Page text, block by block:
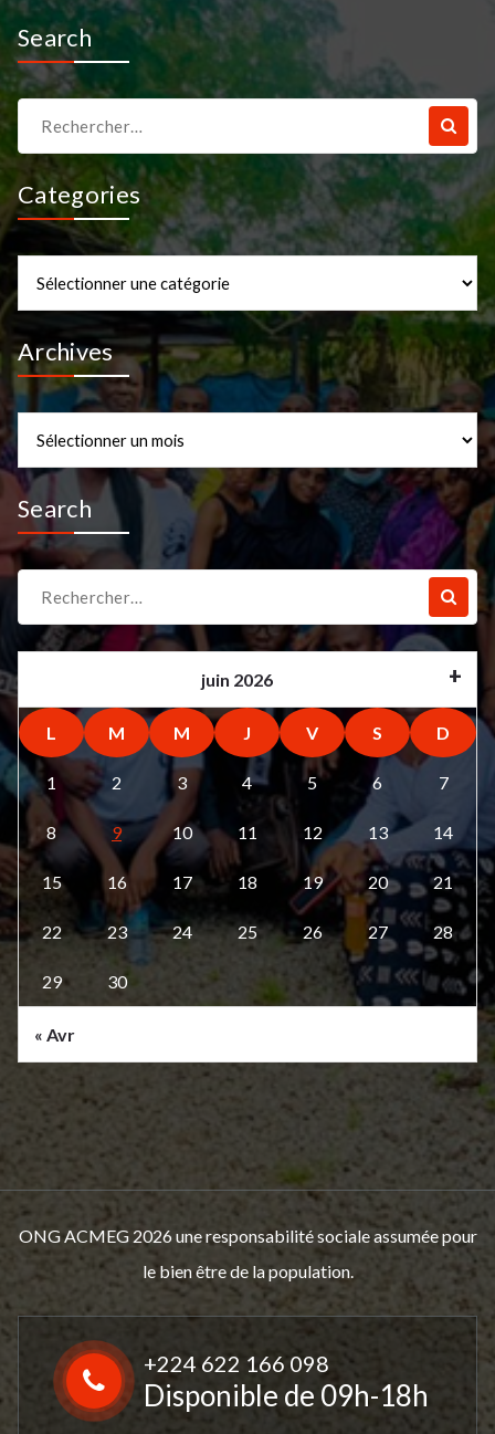
Search
pour :
Categories
Archives
Search
pour :
juin 2026
L M M J V S D
1 2 3 4 5 6 7
8 9 10 11 12 13 14
15 16 17 18 19 20 21
22 23 24 25 26 27 28
29 30
« Avr
ONG ACMEG 2026 une responsabilité sociale assumée pour
le bien être de la population.
+224 622 166 098
Disponible de 09h-18h